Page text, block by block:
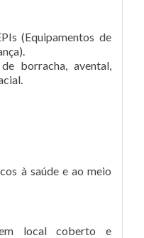
(Equipamentos de
borracha, avental,
à saúde e ao meio
local coberto e